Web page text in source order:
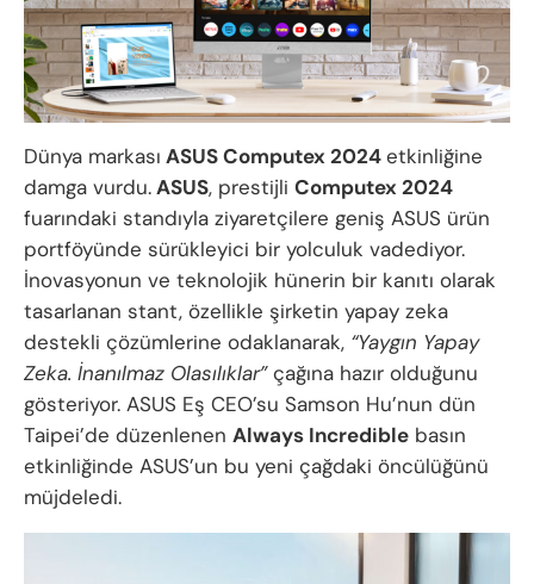
Dünya markası ASUS Computex 2024etkinliğine
damga vurdu.ASUS, prestijli Computex 2024
fuarındaki standıyla ziyaretçilere geniş ASUS ürün
portföyünde sürükleyici bir yolculuk vadediyor.
İnovasyonun ve teknolojik hünerin bir kanıtı olarak
tasarlanan stant, özellikle şirketin yapay zeka
destekli çözümlerine odaklanarak, “Yaygın Yapay
Zeka. İnanılmaz Olasılıklar”çağına hazır olduğunu
gösteriyor. ASUS Eş CEO’su Samson Hu’nun dün
Taipei’de düzenlenen Always Incredible basın
etkinliğinde ASUS’un bu yeni çağdaki öncülüğünü
müjdeledi.